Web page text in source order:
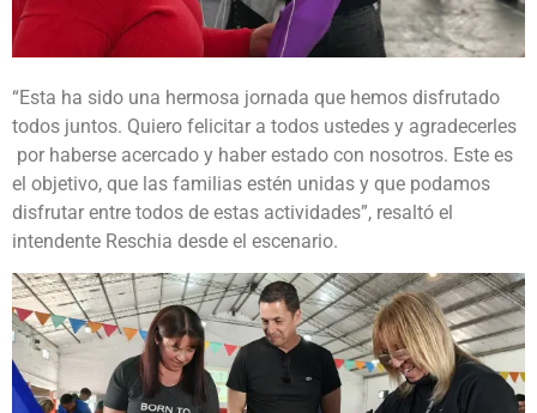
“Esta ha sido una hermosa jornada que hemos disfrutado
todos juntos. Quiero felicitar a todos ustedes y agradecerles
por haberse acercado y haber estado con nosotros. Este es
el objetivo, que las familias estén unidas y que podamos
disfrutar entre todos de estas actividades”, resaltó el
intendente Reschia desde el escenario.